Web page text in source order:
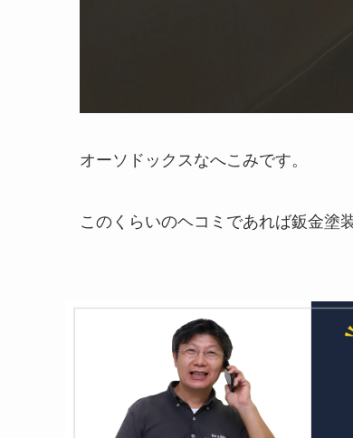
オーソドックスなへこみです。
このくらいのヘコミであれば鈑金塗